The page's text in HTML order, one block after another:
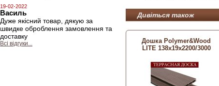
19-02-2022
Василь
Дуже якісний товар, дякую за
швидке оброблення замовлення та
доставку
Всі відгуки...
Дивіться також
Дошка Polymer&Wood
LITE 138х19х2200/3000